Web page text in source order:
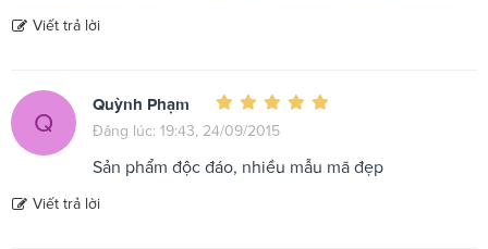
Viết trả lời
Q
Quỳnh Phạm
Đăng lúc: 19:43, 24/09/2015
Sản phẩm độc đáo, nhiều mẫu mã đẹp
Viết trả lời